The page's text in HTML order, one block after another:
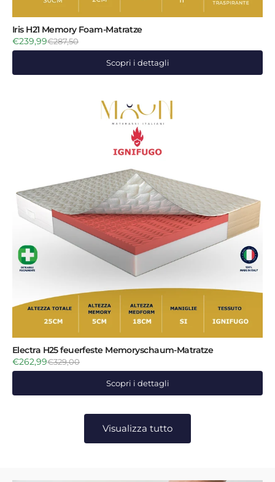
Iris H21 Memory Foam-Matratze
€239,99€287,50
Scopri i dettagli
Electra H25 feuerfeste Memoryschaum-Matratze
€262,99€329,00
Scopri i dettagli
Visualizza tutto